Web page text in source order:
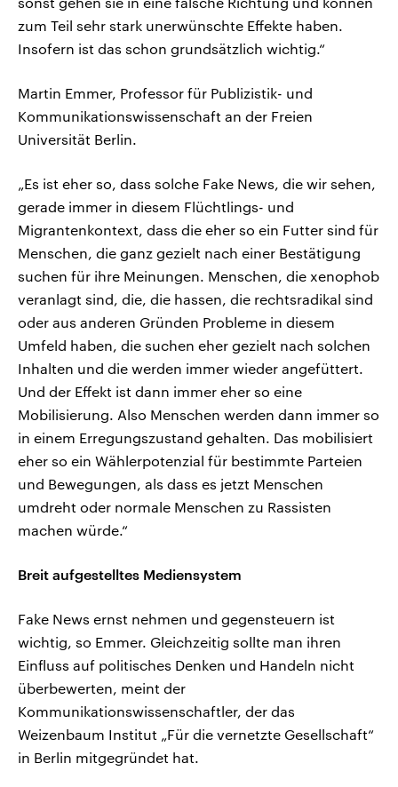
zum Teil sehr stark unerwünschte Effekte haben.
Insofern ist das schon grundsätzlich wichtig.“
Martin Emmer, Professor für Publizistik- und
Kommunikationswissenschaft an der Freien
Universität Berlin.
„Es ist eher so, dass solche Fake News, die wir sehen,
gerade immer in diesem Flüchtlings- und
Migrantenkontext, dass die eher so ein Futter sind für
Menschen, die ganz gezielt nach einer Bestätigung
suchen für ihre Meinungen. Menschen, die xenophob
veranlagt sind, die, die hassen, die rechtsradikal sind
oder aus anderen Gründen Probleme in diesem
Umfeld haben, die suchen eher gezielt nach solchen
Inhalten und die werden immer wieder angefüttert.
Und der Effekt ist dann immer eher so eine
Mobilisierung. Also Menschen werden dann immer so
in einem Erregungszustand gehalten. Das mobilisiert
eher so ein Wählerpotenzial für bestimmte Parteien
und Bewegungen, als dass es jetzt Menschen
umdreht oder normale Menschen zu Rassisten
machen würde.“
Breit aufgestelltes Mediensystem
Fake News ernst nehmen und gegensteuern ist
wichtig, so Emmer. Gleichzeitig sollte man ihren
Einfluss auf politisches Denken und Handeln nicht
überbewerten, meint der
Kommunikationswissenschaftler, der das
Weizenbaum Institut „Für die vernetzte Gesellschaft“
in Berlin mitgegründet hat.